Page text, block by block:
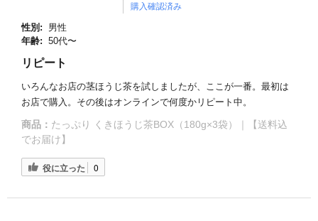
購入確認済み
性別:
男性
年齢: 50代〜
リピート
いろんなお店の茎ほうじ茶を試しましたが、ここが一番。最初は
お店で購入。その後はオンラインで何度かリピート中。
商品： たっぷり くきほうじ茶BOX（180g×3袋）｜【送料込
でお届け】
役に立った 0